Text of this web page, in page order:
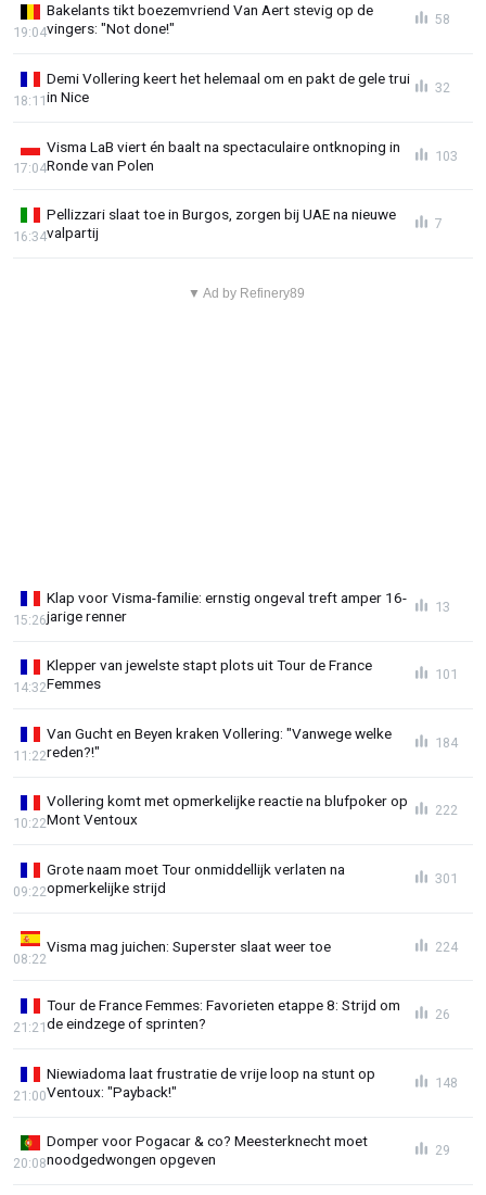
Bakelants tikt boezemvriend Van Aert stevig op de
vingers: "Not done!"
19:04
58
Demi Vollering keert het helemaal om en pakt de gele trui
in Nice
18:11
32
Visma LaB viert én baalt na spectaculaire ontknoping in
Ronde van Polen
17:04
103
Pellizzari slaat toe in Burgos, zorgen bij UAE na nieuwe
valpartij
16:34
7
▼ Ad by Refinery89
Klap voor Visma-familie: ernstig ongeval treft amper 16-
jarige renner
15:26
13
Klepper van jewelste stapt plots uit Tour de France
Femmes
14:32
101
Van Gucht en Beyen kraken Vollering: "Vanwege welke
reden?!"
11:22
184
Vollering komt met opmerkelijke reactie na blufpoker op
Mont Ventoux
10:22
222
Grote naam moet Tour onmiddellijk verlaten na
opmerkelijke strijd
09:22
301
Visma mag juichen: Superster slaat weer toe
08:22
224
Tour de France Femmes: Favorieten etappe 8: Strijd om
de eindzege of sprinten?
21:21
26
Niewiadoma laat frustratie de vrije loop na stunt op
Ventoux: "Payback!"
21:00
148
Domper voor Pogacar & co? Meesterknecht moet
noodgedwongen opgeven
20:08
29